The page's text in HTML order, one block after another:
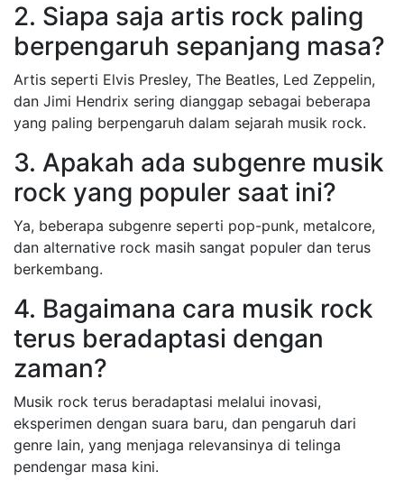
2. Siapa saja artis rock paling
berpengaruh sepanjang masa?
Artis seperti Elvis Presley, The Beatles, Led Zeppelin,
dan Jimi Hendrix sering dianggap sebagai beberapa
yang paling berpengaruh dalam sejarah musik rock.
3. Apakah ada subgenre musik
rock yang populer saat ini?
Ya, beberapa subgenre seperti pop-punk, metalcore,
dan alternative rock masih sangat populer dan terus
berkembang.
4. Bagaimana cara musik rock
terus beradaptasi dengan
zaman?
Musik rock terus beradaptasi melalui inovasi,
eksperimen dengan suara baru, dan pengaruh dari
genre lain, yang menjaga relevansinya di telinga
pendengar masa kini.